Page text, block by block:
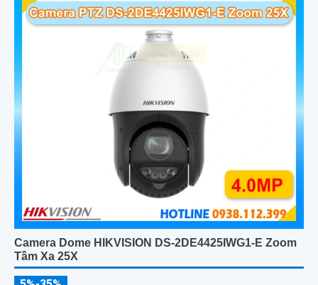
Camera Dome HIKVISION DS-2DE4425IWG1-E Zoom
Tầm Xa 25X